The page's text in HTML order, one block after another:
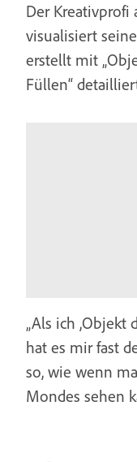
Der Kreativprofi
visualisiert
erstellt mit
Füllen“
„Als ich ,Objekt
hat es mir fast
so, wie wenn
Mondes sehen